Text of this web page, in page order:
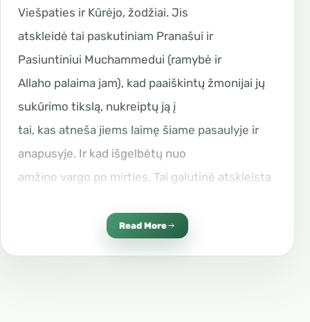
Viešpaties ir Kūrėjo, žodžiai. Jis
atskleidė tai paskutiniam Pranašui ir
Pasiuntiniui Muchammedui (ramybė ir
Allaho palaima jam), kad paaiškintų žmonijai jų
sukūrimo tikslą, nukreiptų ją į
tai, kas atneša jiems laimę šiame pasaulyje ir
anapusyje. Ir kad išgelbėtų nuo
amžino vargo po mirties. Tai galutinė atskleista
ankstesnes knygas ir pakeičianti jų įstatymus.
Read More